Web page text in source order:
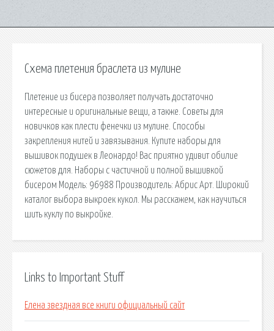
Схема плетения браслета из мулине
Плетение из бисера позволяет получать достаточно
интересные и оригинальные вещи, а также. Советы для
новичков как плести фенечки из мулине. Способы
закрепления нитей и завязывания. Купите наборы для
вышивок подушек в Леонардо! Вас приятно удивит обилие
сюжетов для. Наборы с частичной и полной вышивкой
бисером Модель: 96988 Производитель: Абрис Арт. Широкий
каталог выбора выкроек кукол. Мы расскажем, как научиться
шить куклу по выкройке.
Links to Important Stuff
Елена звездная все книги официальный сайт